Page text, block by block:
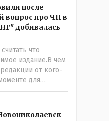
после
вопрос про ЧП в
добивалась
что
издание.В чем
от кого-
для
отреагировала
на такие